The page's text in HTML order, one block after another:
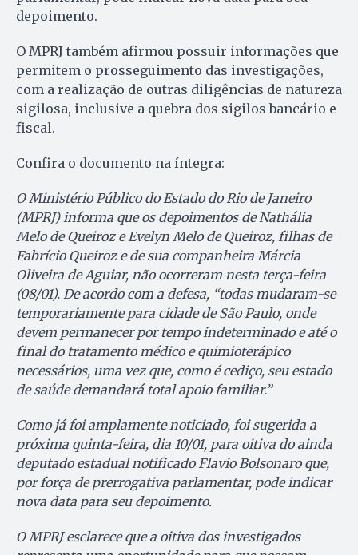
depoimento.
O MPRJ também afirmou possuir informações que
permitem o prosseguimento das investigações,
com a realização de outras diligências de natureza
sigilosa, inclusive a quebra dos sigilos bancário e
fiscal.
Confira o documento na íntegra:
O Ministério Público do Estado do Rio de Janeiro
(MPRJ) informa que os depoimentos de Nathália
Melo de Queiroz e Evelyn Melo de Queiroz, filhas de
Fabrício Queiroz e de sua companheira Márcia
Oliveira de Aguiar, não ocorreram nesta terça-feira
(08/01). De acordo com a defesa, “todas mudaram-se
temporariamente para cidade de São Paulo, onde
devem permanecer por tempo indeterminado e até o
final do tratamento médico e quimioterápico
necessários, uma vez que, como é cediço, seu estado
de saúde demandará total apoio familiar.”
Como já foi amplamente noticiado, foi sugerida a
próxima quinta-feira, dia 10/01, para oitiva do ainda
deputado estadual notificado Flavio Bolsonaro que,
por força de prerrogativa parlamentar, pode indicar
nova data para seu depoimento.
O MPRJ esclarece que a oitiva dos investigados